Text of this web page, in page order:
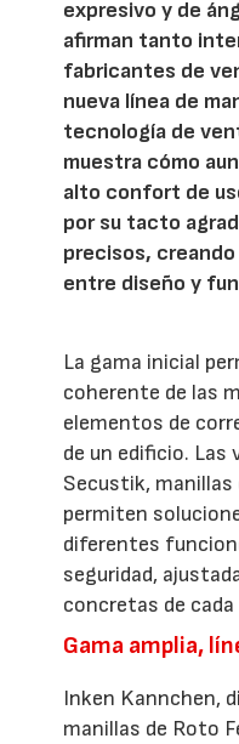
expresivo y de
afirman tanto
fabricantes de
nueva línea de
tecnología de
muestra cómo
alto confort de
por su tacto
precisos,
entre diseño y
La gama inicial
coherente de las
elementos de
de un edificio.
Secustik,
permiten
diferentes
seguridad,
concretas de
Gama amplia,
Inken Kannchen,
manillas de Roto